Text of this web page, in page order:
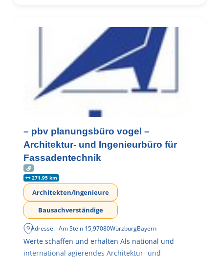
– pbv planungsbüro vogel –
Architektur- und Ingenieurbüro für
Fassadentechnik
271.95 km
Architekten/Ingenieure
Bausachverständige
Adresse: Am Stein 15,97080WürzburgBayern
Werte schaffen und erhalten Als national und
international agierendes Architektur- und